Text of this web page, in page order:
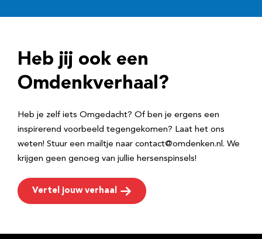
r
e
Heb jij ook een
Omdenkverhaal?
Heb je zelf iets Omgedacht? Of ben je ergens een
inspirerend voorbeeld tegengekomen? Laat het ons
weten! Stuur een mailtje naar contact@omdenken.nl. We
krijgen geen genoeg van jullie hersenspinsels!
Vertel jouw verhaal